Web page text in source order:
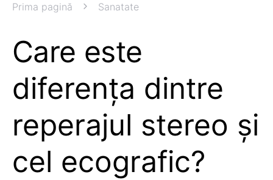
Prima pagină Sanatate
Care este
diferența dintre
reperajul stereo și
cel ecografic?